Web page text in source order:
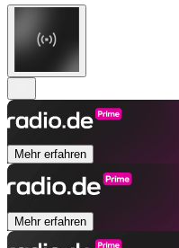
Mehr erfahren
Mehr erfahren